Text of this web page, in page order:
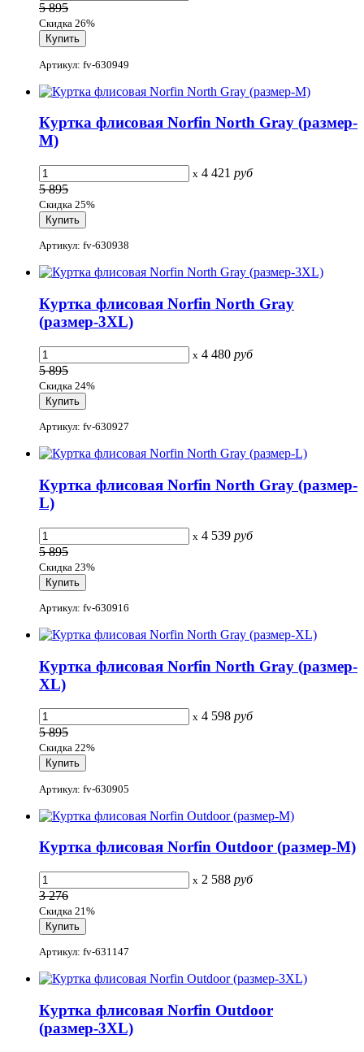
5 895
Скидка 26%
Артикул: fv-630949
Куртка флисовая Norfin North Gray (размер-
M)
x 4 421 руб
5 895
Скидка 25%
Артикул: fv-630938
Куртка флисовая Norfin North Gray
(размер-3XL)
x 4 480 руб
5 895
Скидка 24%
Артикул: fv-630927
Куртка флисовая Norfin North Gray (размер-
L)
x 4 539 руб
5 895
Скидка 23%
Артикул: fv-630916
Куртка флисовая Norfin North Gray (размер-
XL)
x 4 598 руб
5 895
Скидка 22%
Артикул: fv-630905
Куртка флисовая Norfin Outdoor (размер-M)
x 2 588 руб
3 276
Скидка 21%
Артикул: fv-631147
Куртка флисовая Norfin Outdoor
(размер-3XL)